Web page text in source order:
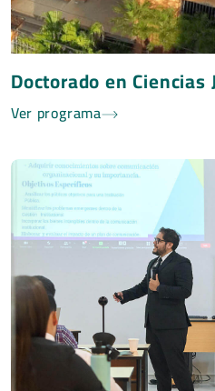
Doctorado en Ciencias
Ver programa